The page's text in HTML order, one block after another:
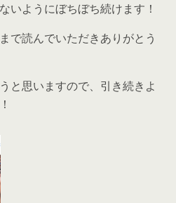
いようにぼちぼち続けます！
で読んでいただきありがとう
と思いますので、引き続きよ